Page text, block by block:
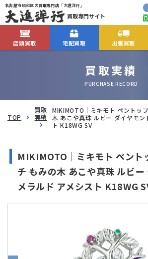
名古屋市昭和区の買取専門店「大進洋行」
買取専門サイト
店頭買取 宅配買取 出張買取
買取実績
PURCHASE RECORD
TOP
買取
実績
MIKIMOTO｜ミキモト ペントッ
木 あこや真珠 ルビー ダイヤモン
ト K18WG SV
MIKIMOTO｜ミキモト ペント
チ もみの木 あこや真珠 ルビー
メラルド アメシスト K18WG